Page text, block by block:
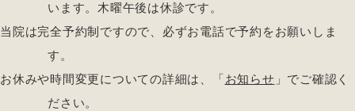
います。木曜午後は休診です。
当院は完全予約制ですので、必ずお電話で予約をお願いしま
す。
お休みや時間変更についての詳細は、「お知らせ 」でご確認く
ださい。